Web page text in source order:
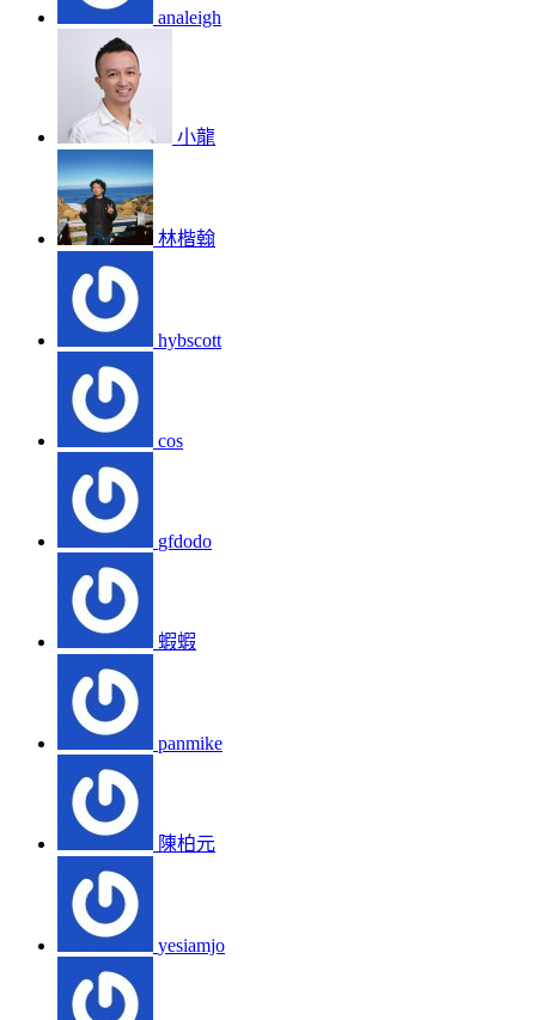
analeigh
小龍
林楷翰
hybscott
cos
gfdodo
蝦蝦
panmike
陳柏元
yesiamjo